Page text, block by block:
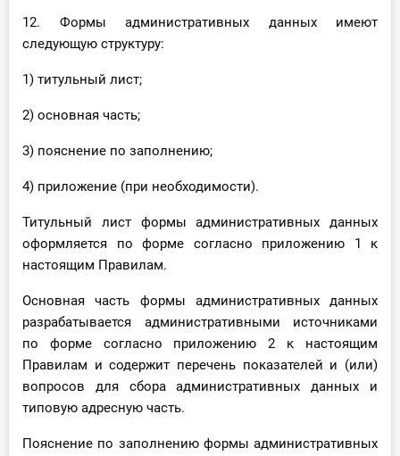
12. Формы административных данных имеют
следующую структуру:
1) титульный лист;
2) основная часть;
3) пояснение по заполнению;
4) приложение (при необходимости).
Титульный лист формы административных данных
оформляется по форме согласно приложению 1 к
настоящим Правилам.
Основная часть формы административных данных
разрабатывается административными источниками
по форме согласно приложению 2 к настоящим
Правилам и содержит перечень показателей и (или)
вопросов для сбора административных данных и
типовую адресную часть.
Пояснение по заполнению формы административных